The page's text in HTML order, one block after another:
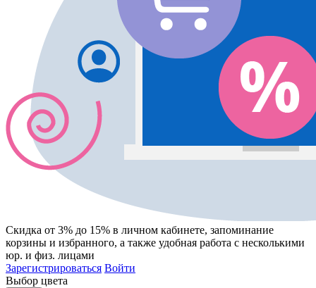
Скидка от 3% до 15% в личном кабинете, запоминание
корзины и избранного, а также удобная работа с несколькими
юр. и физ. лицами
Зарегистрироваться Войти
Выбор цвета